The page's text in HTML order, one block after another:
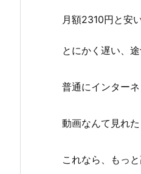
月額2310円と安
とにかく遅い、途
普通にインター
動画なんて見れた
これなら、もっ